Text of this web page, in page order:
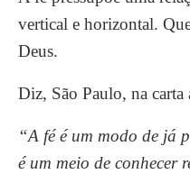
vertical e horizontal.
Deus.
Diz, São Paulo, na carta
“A fé é um modo de já
é um meio de conhecer